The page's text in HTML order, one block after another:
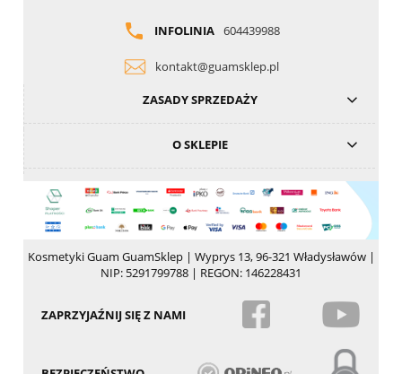
INFOLINIA 604439988
kontakt@guamsklep.pl
ZASADY SPRZEDAŻY
O SKLEPIE
Kosmetyki Guam GuamSklep | Wyprys 13, 96-321 Władysławów |
NIP: 5291799788 | REGON: 146228431
ZAPRZYJAŹNIJ SIĘ Z NAMI